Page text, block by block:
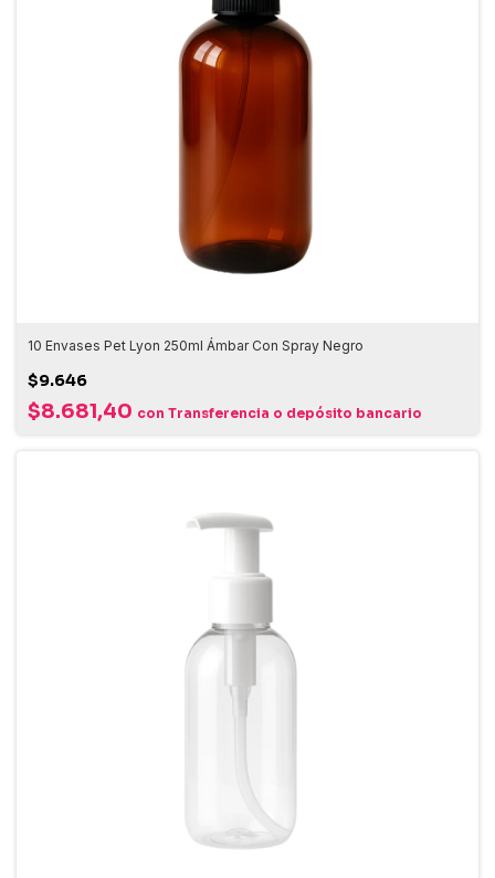
10 Envases Pet Lyon 250ml Ámbar Con Spray Negro
$9.646
$8.681,40 con Transferencia o depósito bancario